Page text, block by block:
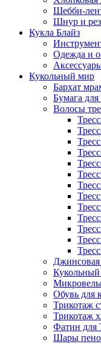
Шебби-
Шнур и
Кукла Блайз
Одежда и
Кукольный мир
Бархат
Бумага для
Волосы
Джинсовая
Обувь для
Трикотаж
Трикотаж
Фатин для
Шары